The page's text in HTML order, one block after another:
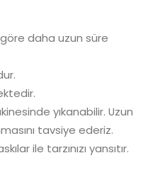
daha uzun süre
yıkanabilir. Uzun
tavsiye ederiz.
ile tarzınızı yansıtır.